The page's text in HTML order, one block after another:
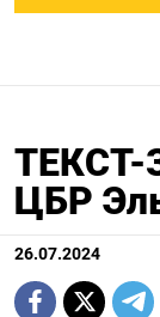
ТЕКСТ-
ЦБР
26.07.2024